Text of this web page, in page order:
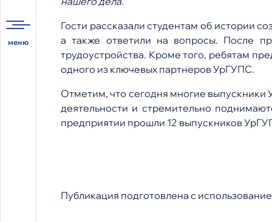
Гости рассказали студентам об истории
а также ответили на вопросы. После
трудоустройства. Кроме того, ребятам
одного из ключевых партнеров УрГУПС.
Отметим, что сегодня многие
деятельности и стремительно
предприятии прошли 12 выпускников
Публикация подготовлена с